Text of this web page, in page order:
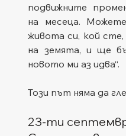
подвижните
на месеца.
живота си, кой
на земята, и ще
новото ми аз идва“.
Този път няма да
23-ти